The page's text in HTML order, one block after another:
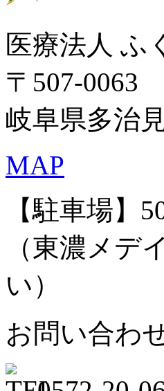
医療法人 ふ
〒507-0063
岐阜県多治
MAP
【駐車場】
（東濃メデ
い）
お問い合わ